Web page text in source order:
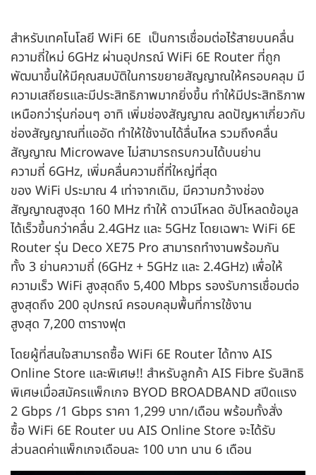
สำหรับเทคโนโลยี WiFi 6E เป็นการเชื่อมต่อไร้สายบนคลื่น
ความถี่ใหม่ 6GHz ผ่านอุปกรณ์ WiFi 6E Router ที่ถูก
พัฒนาขึ้นให้มีคุณสมบัติในการขยายสัญญาณให้ครอบคลุม มี
ความเสถียรและมีประสิทธิภาพมากยิ่งขึ้น ทำให้มีประสิทธิภาพ
เหนือกว่ารุ่นก่อนๆ อาทิ เพิ่มช่องสัญญาณ ลดปัญหาเกี่ยวกับ
ช่องสัญญาณที่แออัด ทำให้ใช้งานได้ลื่นไหล รวมถึงคลื่น
สัญญาณ Microwave ไม่สามารถรบกวนได้บนย่าน
ความถี่ 6GHz, เพิ่มคลื่นความถี่ที่ใหญ่ที่สุด
ของ WiFi ประมาณ 4 เท่าจากเดิม, มีความกว้างช่อง
สัญญาณสูงสุด 160 MHz ทำให้ ดาวน์โหลด อัปโหลดข้อมูล
ได้เร็วขึ้นกว่าคลื่น 2.4GHz และ 5GHz โดยเฉพาะ WiFi 6E
Router รุ่น Deco XE75 Pro สามารถทำงานพร้อมกัน
ทั้ง 3 ย่านความถี่ (6GHz + 5GHz และ 2.4GHz) เพื่อให้
ความเร็ว WiFi สูงสุดถึง 5,400 Mbps รองรับการเชื่อมต่อ
สูงสุดถึง 200 อุปกรณ์ ครอบคลุมพื้นที่การใช้งาน
สูงสุด 7,200 ตารางฟุต
โดยผู้ที่สนใจสามารถซื้อ WiFi 6E Router ได้ทาง AIS
Online Store และพิเศษ!! สำหรับลูกค้า AIS Fibre รับสิทธิ
พิเศษเมื่อสมัครแพ็กเกจ BYOD BROADBAND สปีดแรง
2 Gbps /1 Gbps ราคา 1,299 บาท/เดือน พร้อมทั้งสั่ง
ซื้อ WiFi 6E Router บน AIS Online Store จะได้รับ
ส่วนลดค่าแพ็กเกจเดือนละ 100 บาท นาน 6 เดือน